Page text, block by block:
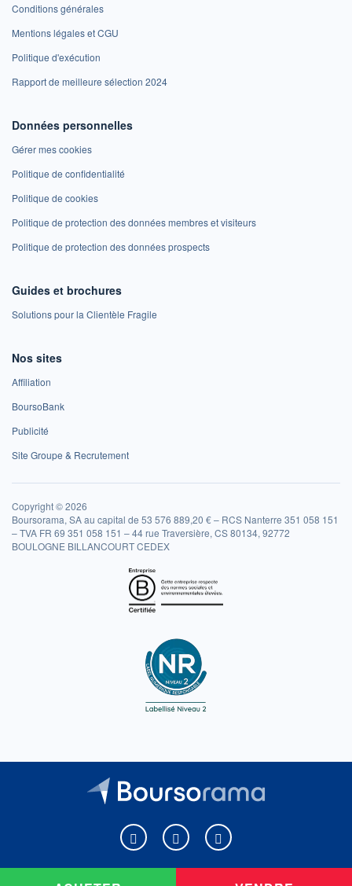
Conditions générales
Mentions légales et CGU
Politique d'exécution
Rapport de meilleure sélection 2024
Données personnelles
Gérer mes cookies
Politique de confidentialité
Politique de cookies
Politique de protection des données membres et visiteurs
Politique de protection des données prospects
Guides et brochures
Solutions pour la Clientèle Fragile
Nos sites
Affiliation
BoursoBank
Publicité
Site Groupe & Recrutement
Copyright © 2026
Boursorama, SA au capital de 53 576 889,20 € – RCS Nanterre 351 058 151
– TVA FR 69 351 058 151 – 44 rue Traversière, CS 80134, 92772
BOULOGNE BILLANCOURT CEDEX
Boursorama sur Facebook
Boursorama sur XBoursorama sur